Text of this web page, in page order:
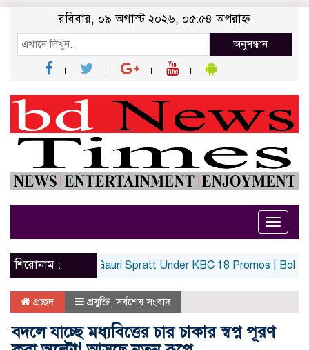
রবিবার, ০৯ অগাস্ট ২০২৬, ০৫:৫৪ অপরাহ্ন
অনুসন্ধান
Toggle
শিরোনাম :To Gauri Spratt Under KBC 18 Promos | Bollywood
প্রচ্ছদ প্রযুক্তি,সর্বশেষ সংবাদ
বদলে যাচ্ছে মধ্যবিত্তের চার চাকার স্বপ্ন পূরণ